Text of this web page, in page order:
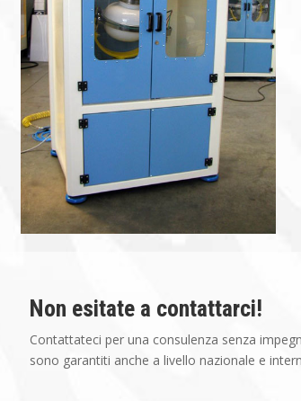
Non esitate a contattarci!
Contattateci per una consulenza senza
sono garantiti anche a livello nazionale e